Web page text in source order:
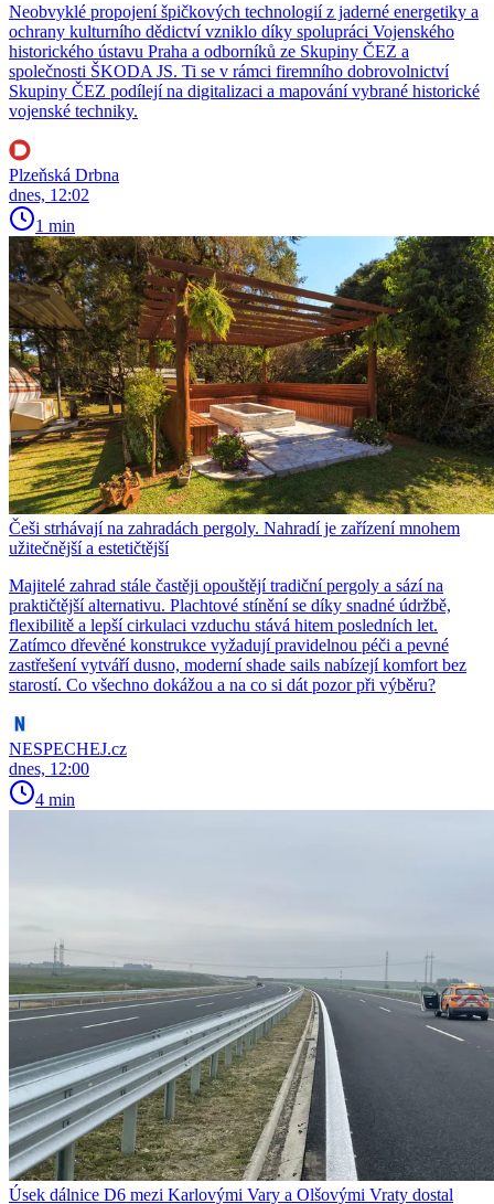
Neobvyklé propojení špičkových technologií z jaderné energetiky a
ochrany kulturního dědictví vzniklo díky spolupráci Vojenského
historického ústavu Praha a odborníků ze Skupiny ČEZ a
společnosti ŠKODA JS. Ti se v rámci firemního dobrovolnictví
Skupiny ČEZ podílejí na digitalizaci a mapování vybrané historické
vojenské techniky.
Plzeňská Drbna
dnes, 12:02
1 min
Češi strhávají na zahradách pergoly. Nahradí je zařízení mnohem
užitečnější a estetičtější
Majitelé zahrad stále častěji opouštějí tradiční pergoly a sází na
praktičtější alternativu. Plachtové stínění se díky snadné údržbě,
flexibilitě a lepší cirkulaci vzduchu stává hitem posledních let.
Zatímco dřevěné konstrukce vyžadují pravidelnou péči a pevné
zastřešení vytváří dusno, moderní shade sails nabízejí komfort bez
starostí. Co všechno dokážou a na co si dát pozor při výběru?
NESPECHEJ.cz
dnes, 12:00
4 min
Úsek dálnice D6 mezi Karlovými Vary a Olšovými Vraty dostal